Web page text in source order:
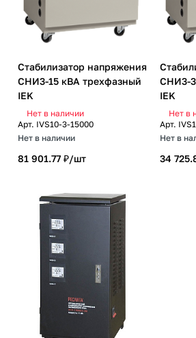
Стабилизатор напряжения
СНИ3-15 кВА трехфазный
IEK
Нет в наличии
Арт. IVS10-3-15000
Нет в наличии
81 901.77 ₽/шт
СНИ3-
IEK
Нет в
Арт.
Нет в
34